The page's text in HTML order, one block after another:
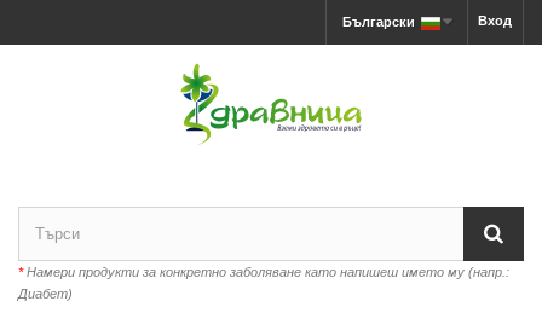
Вход
Български
*Намери продукти за конкретно заболяване като напишеш името му (напр.:
Диабет)